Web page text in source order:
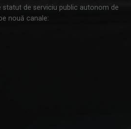
o montare de colecție, din 1979
statut de serviciu public autonom de
nouă canale: